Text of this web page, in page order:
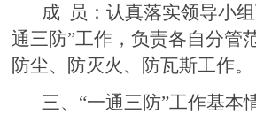
成 员：认真落实领导小
通三防”工作，负责各自分管
防尘、防灭火、防瓦斯工作。
三、“一通三防”工作基本